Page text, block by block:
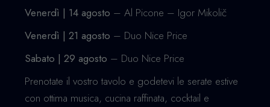
Venerdì | 14 agosto – Al Picone – Igor Mikolič
Venerdì | 21 agosto – Duo Nice Price
Sabato | 29 agosto – Duo Nice Price
Prenotate il vostro tavolo e godetevi le serate estive
con ottima musica, cucina raffinata, cocktail e